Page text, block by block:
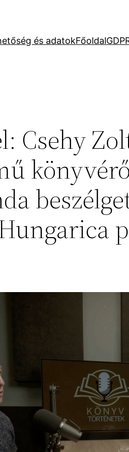
és adatokFőoldal
Csehy